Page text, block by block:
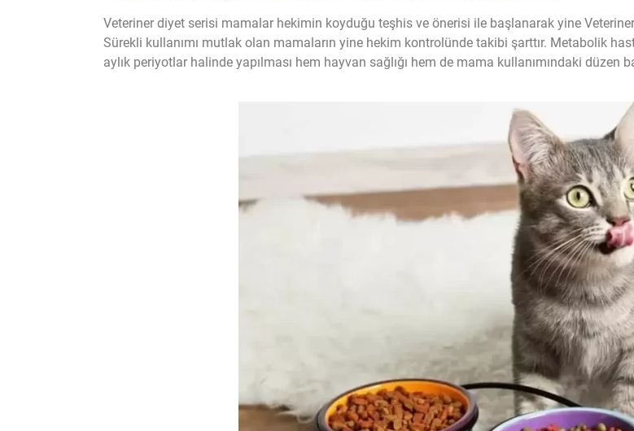
Veteriner diyet serisi mamalar hekimin koyduğu teşhis ve önerisi ile başlanarak yine
Sürekli kullanımı mutlak olan mamaların yine hekim kontrolünde takibi şarttır. Metabolik
aylık periyotlar halinde yapılması hem hayvan sağlığı hem de mama kullanımındaki düzen